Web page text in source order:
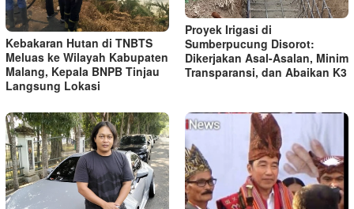
Kebakaran Hutan di TNBTS
Meluas ke Wilayah Kabupaten
Malang, Kepala BNPB Tinjau
Langsung Lokasi
Proyek Irigasi di
Sumberpucung Disorot:
Dikerjakan Asal-Asalan, Minim
Transparansi, dan Abaikan K3